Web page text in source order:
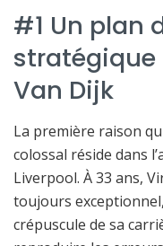
#1 Un plan
stratégique
Van Dijk
La première raison
colossal réside dans
Liverpool. À 33 ans,
toujours
crépuscule de sa